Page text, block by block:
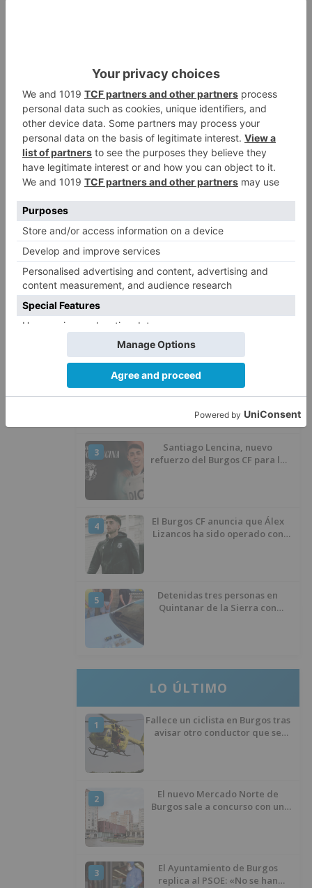
todas las obras realizadas, jornadas técnicas y
unas charlas de divulgación conforman un plan
de comunicación ambiental que es pionero a
nivel nacional en este tipo de actuaciones.
duero
garantiza
LO + VISTO
1
Calor y posibles tormentas en
Burgos durante el eclipse del 12
de agosto
3
Santiago Lencina, nuevo
refuerzo del Burgos CF para la
4
El Burgos CF anuncia que Álex
Lizancos ha sido operado con
5
Detenidas tres personas en
Quintanar de la Sierra con
LO ÚLTIMO
1
Fallece un ciclista en Burgos tras
avisar otro conductor que se
2
El nuevo Mercado Norte de
Burgos sale a concurso con un
3
El Ayuntamiento de Burgos
replica al PSOE: «No se han